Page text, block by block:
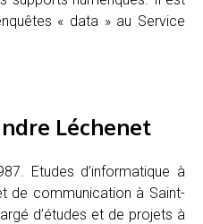
« data » au Service
Léchenet
Etudes d’informatique à
de communication à Saint-
d’études et de projets à